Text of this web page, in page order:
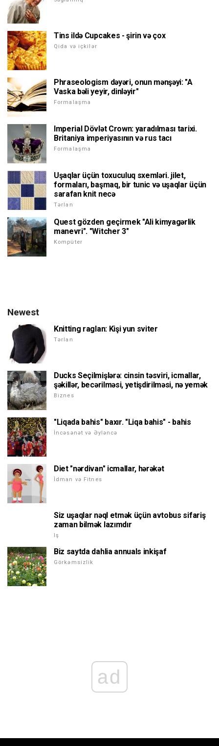
Tins ildə Cupcakes - şirin və çox
Qida və içkilər
Phraseologism dəyəri, onun mənşəyi: "A
Vaska bəli yeyir, dinləyir"
Formalaşma
Imperial Dövlət Crown: yaradılması tarixi.
Britaniya imperiyasının və rus tacı
Formalaşma
Uşaqlar üçün toxuculuq sxemləri. jilet,
formaları, başmaq, bir tunic və uşaqlar üçün
sarafan knit necə
Tərlan
Quest gözden geçirmek "Ali kimyagərlik
manevri". "Witcher 3"
Kompüter
Newest
Knitting raglan: Kişi yun sviter
Tərlan
Ducks Seçilmişlərə: cinsin təsviri, icmallar,
şəkillər, becərilməsi, yetişdirilməsi, nə yemək
Biznes
"Liqada bahis" baxır. "Liqa bahis" - bahis
İncəsənət və Əyləncə
Diet "nərdivan" icmallar, hərəkət
İdman və Fitnes
Siz uşaqlar nəql etmək üçün avtobus sifariş
zaman bilmək lazımdır
Iş
Biz saytda dahlia annuals inkişaf
Görkəmsizlik
ad